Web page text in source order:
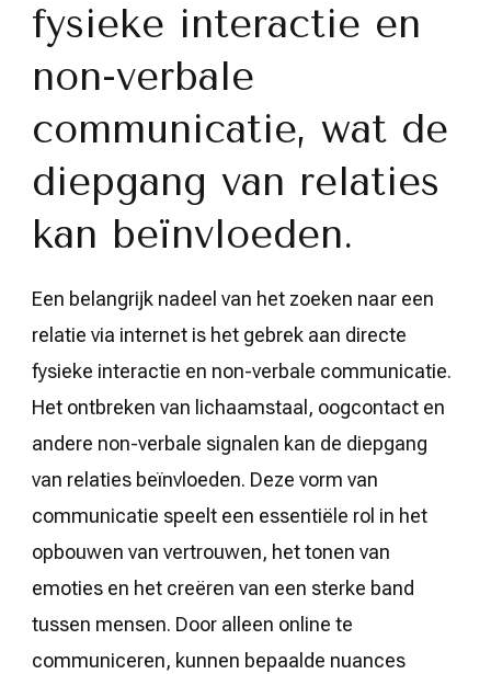
fysieke interactie en
non-verbale
communicatie, wat de
diepgang van relaties
kan beïnvloeden.
Een belangrijk nadeel van het zoeken naar een
relatie via internet is het gebrek aan directe
fysieke interactie en non-verbale communicatie.
Het ontbreken van lichaamstaal, oogcontact en
andere non-verbale signalen kan de diepgang
van relaties beïnvloeden. Deze vorm van
communicatie speelt een essentiële rol in het
opbouwen van vertrouwen, het tonen van
emoties en het creëren van een sterke band
tussen mensen. Door alleen online te
communiceren, kunnen bepaalde nuances